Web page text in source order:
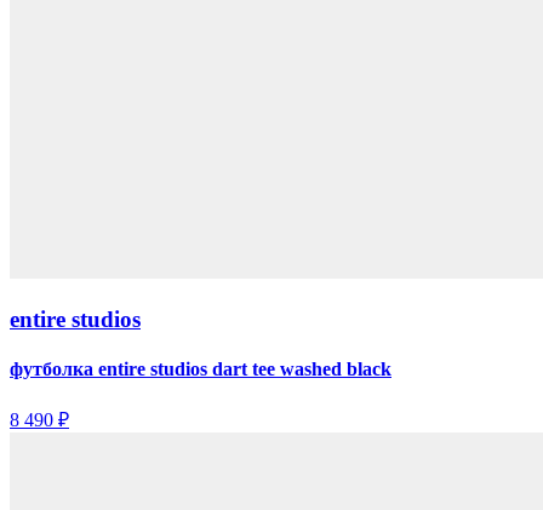
entire studios
футболка entire studios dart tee washed black
8 490 ₽